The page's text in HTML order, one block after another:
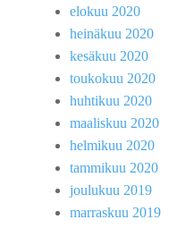
elokuu 2020
heinäkuu 2020
kesäkuu 2020
toukokuu 2020
huhtikuu 2020
maaliskuu 2020
helmikuu 2020
tammikuu 2020
joulukuu 2019
marraskuu 2019